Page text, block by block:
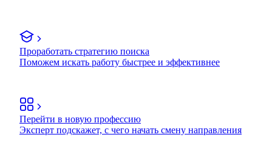
Проработать стратегию поиска
Поможем искать работу быстрее и эффективнее
Перейти в новую профессию
Эксперт подскажет, с чего начать смену направления